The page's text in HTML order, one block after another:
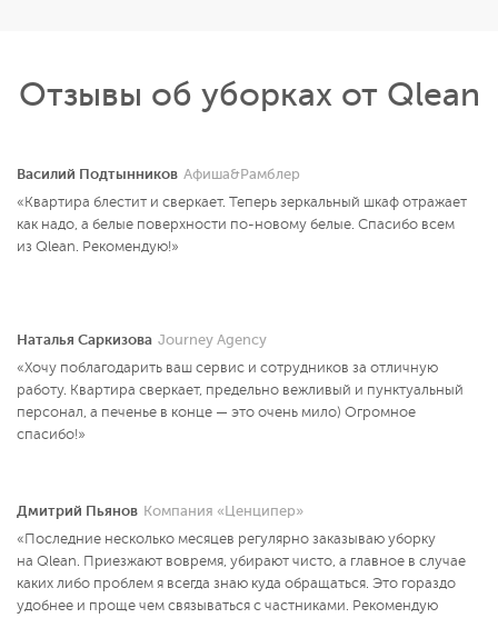
Отзывы об уборках от Qlean
Василий Подтынников Афиша&Рамблер
«Квартира блестит и сверкает. Теперь зеркальный шкаф отражает
как надо, а белые поверхности по-новому белые. Спасибо всем
из Qlean. Рекомендую!»
Наталья Саркизова Journey Agency
«Хочу поблагодарить ваш сервис и сотрудников за отличную
работу. Квартира сверкает, предельно вежливый и пунктуальный
персонал, а печенье в конце — это очень мило) Огромное
спасибо!»
Дмитрий Пьянов Компания «Ценципер»
«Последние несколько месяцев регулярно заказываю уборку
на Qlean. Приезжают вовремя, убирают чисто, а главное в случае
каких либо проблем я всегда знаю куда обращаться. Это гораздо
удобнее и проще чем связываться с частниками. Рекомендую